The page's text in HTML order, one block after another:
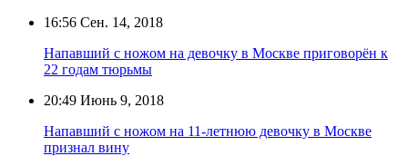
16:56 Сен. 14, 2018
Напавший с ножом на девочку в Москве приговорён к
22 годам тюрьмы
20:49 Июнь 9, 2018
Напавший с ножом на 11-летнюю девочку в Москве
признал вину